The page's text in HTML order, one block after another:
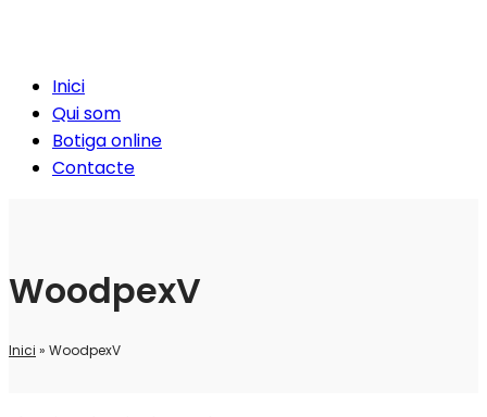
Inici
Qui som
Botiga online
Contacte
WoodpexV
Inici » WoodpexV